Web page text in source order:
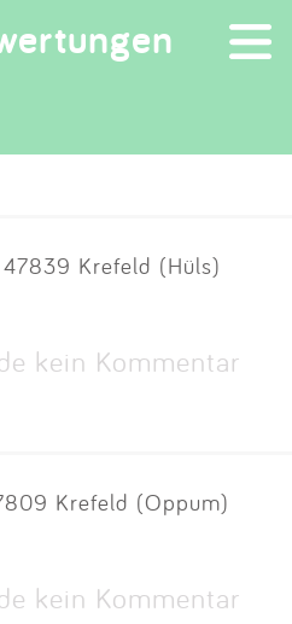
×
47839 Krefeld (Hüls)
kein Kommentar
Krefeld (Oppum)
kein Kommentar